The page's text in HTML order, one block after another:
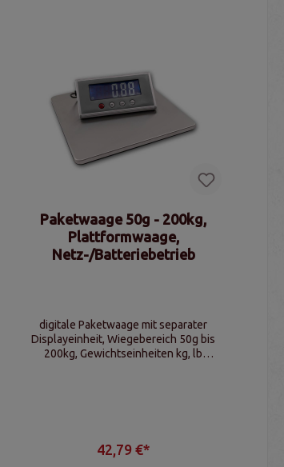
Paketwaage 50g - 200kg,
Plattformwaage,
Netz-/Batteriebetrieb
digitale Paketwaage mit separater
Displayeinheit, Wiegebereich 50g bis
200kg, Gewichtseinheiten kg, lb
42,79 €*